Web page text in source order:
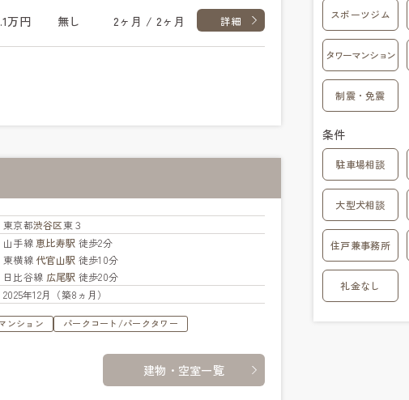
詳細
万円 無し 2ヶ月 / 2ヶ月
東京都渋谷区東３
山手線 恵比寿駅 徒歩2分
東横線 代官山駅 徒歩10分
日比谷線 広尾駅 徒歩20分
2025年12月（築8ヵ月）
ンション パークコート/パークタワー
建物・空室一覧
スポーツジム
タワーマンション
制震・免震
条件
駐車場相談
大型犬相談
住戸兼事務所
礼金なし